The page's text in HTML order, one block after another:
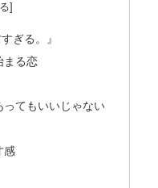
ぎる。』
まる恋
てもいいじゃない
感